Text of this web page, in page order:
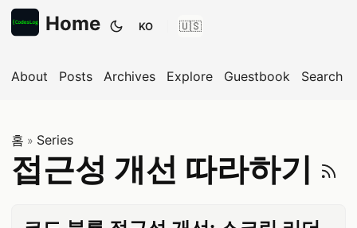
Home
테마 전환
KO
About Posts Archives Explore Guestbook Search
홈 » Series
접근성 개선 따라하기